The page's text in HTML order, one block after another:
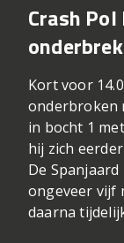
Crash
Kort voor
onderbroken
in bocht 1
hij zich
De
ongeveer vijf
daarna